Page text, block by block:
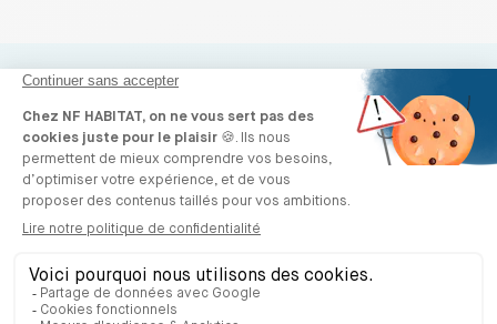
Trouver un professionnel